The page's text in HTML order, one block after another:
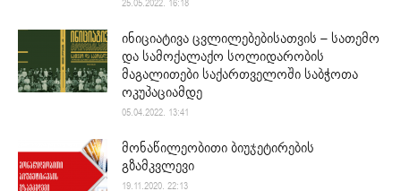
25.05.2022. 16:18
ინიციატივა ცვლილებებისათვის – სათემო
და სამოქალაქო სოლიდარობის
მაგალითები საქართველოში საბჭოთა
ოკუპაციამდე
05.04.2022. 13:41
მონაწილეობითი ბიუჯეტირების
გზამკვლევი
19.11.2020. 22:13